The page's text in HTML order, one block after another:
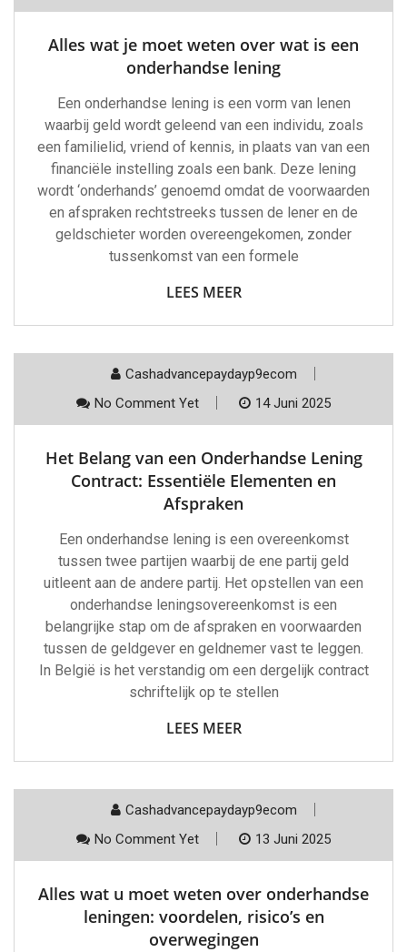
Alles wat je moet weten over wat is een
onderhandse lening
Een onderhandse lening is een vorm van lenen
waarbij geld wordt geleend van een individu, zoals
een familielid, vriend of kennis, in plaats van van een
financiële instelling zoals een bank. Deze lening
wordt ‘onderhands’ genoemd omdat de voorwaarden
en afspraken rechtstreeks tussen de lener en de
geldschieter worden overeengekomen, zonder
tussenkomst van een formele
LEES MEER
Cashadvancepaydayp9ecom
No Comment Yet
14 Juni 2025
Het Belang van een Onderhandse Lening
Contract: Essentiële Elementen en
Afspraken
Een onderhandse lening is een overeenkomst
tussen twee partijen waarbij de ene partij geld
uitleent aan de andere partij. Het opstellen van een
onderhandse leningsovereenkomst is een
belangrijke stap om de afspraken en voorwaarden
tussen de geldgever en geldnemer vast te leggen.
In België is het verstandig om een dergelijk contract
schriftelijk op te stellen
LEES MEER
Cashadvancepaydayp9ecom
No Comment Yet
13 Juni 2025
Alles wat u moet weten over onderhandse
leningen: voordelen, risico’s en
overwegingen